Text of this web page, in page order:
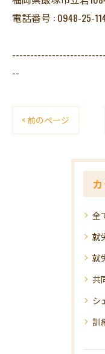
電話番号 : 0948-25-
--
< 前のページ
全
就
就
共
シ
訓